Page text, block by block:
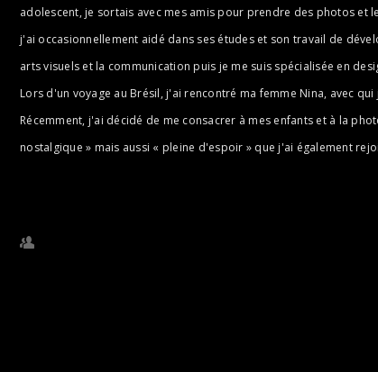
adolescent, je sortais avec mes amis pour prendre des photos et
j'ai occasionnellement aidé dans ses études et son travail de
arts visuels et la communication puis je me suis spécialisée en
Lors d'un voyage au Brésil, j'ai rencontré ma femme Nina, avec qui
Récemment, j'ai décidé de me consacrer à mes enfants et à la
nostalgique » mais aussi « pleine d'espoir » que j'ai également